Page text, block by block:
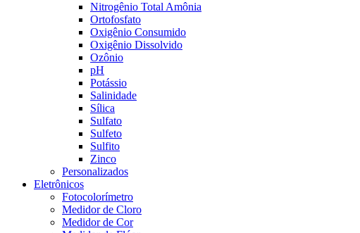
Nitrogênio Total Amônia
Ortofosfato
Oxigênio Consumido
Oxigênio Dissolvido
Ozônio
pH
Potássio
Salinidade
Sílica
Sulfato
Sulfeto
Sulfito
Zinco
Personalizados
Eletrônicos
Fotocolorímetro
Medidor de Cloro
Medidor de Cor